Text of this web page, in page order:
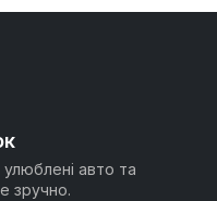
авто та
зручно.